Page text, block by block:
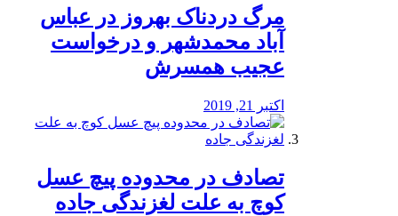
مرگ دردناک بهروز در عباس
آباد محمدشهر و درخواست
عجیب همسرش
اکتبر 21, 2019
تصادف در محدوده پیچ عسل
کوچ به علت لغزندگی جاده